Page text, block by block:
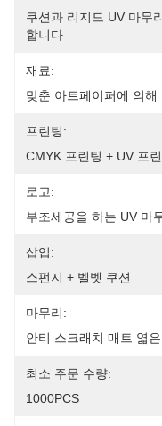
쿠션과 리지드 UV 마무
합니다
재료:
맞춘 아트페이퍼에 의해
프린팅:
CMYK 프린팅 + UV 프
로고:
부조세공을 하는 UV 마
삽입:
스펀지 + 벨벳 쿠션
마무리:
안티 스크래치 매트 엷
최소 주문 수량:
1000PCS